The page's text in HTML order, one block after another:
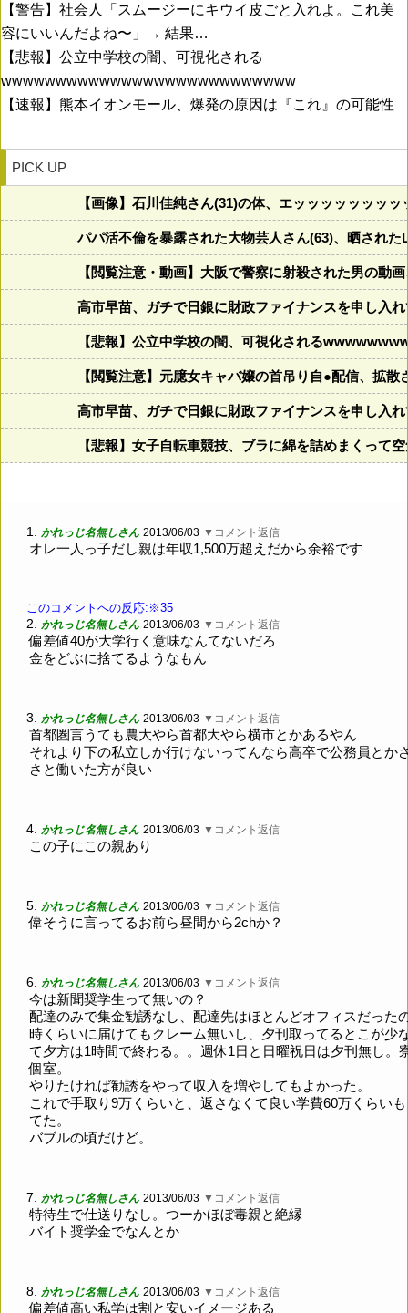
【警告】社会人「スムージーにキウイ皮ごと入れよ。これ美
容にいいんだよね〜」→ 結果…
【悲報】公立中学校の闇、可視化される
wwwwwwwwwwwwwwwwwwwwwwwwwww
【速報】熊本イオンモール、爆発の原因は『これ』の可能性
PICK UP
【画像】石川佳純さん(31)の体、エッッッッッッッ
パパ活不倫を暴露された大物芸人さん(63)、晒され
【閲覧注意・動画】大阪で警察に射殺された男の
高市早苗、ガチで日銀に財政ファイナンスを申し入
【悲報】公立中学校の闇、可視化される
【閲覧注意】元臆女キャバ嬢の首吊り自●配信、拡
高市早苗、ガチで日銀に財政ファイナンスを申し入
【悲報】女子自転車競技、ブラに綿を詰めまくって
1. かれっじ名無しさん 2013/06/03 ▼コメント返信
オレ一人っ子だし親は年収1,500万超えだから余裕です
このコメントへの反応:※35
2. かれっじ名無しさん 2013/06/03 ▼コメント返信
偏差値40が大学行く意味なんてないだろ
金をどぶに捨てるようなもん
3. かれっじ名無しさん 2013/06/03 ▼コメント返信
首都圏言うても農大やら首都大やら横市とかあるやん
それより下の私立しか行けないってんなら高卒で公務員とか
さと働いた方が良い
4. かれっじ名無しさん 2013/06/03 ▼コメント返信
この子にこの親あり
5. かれっじ名無しさん 2013/06/03 ▼コメント返信
偉そうに言ってるお前ら昼間から2chか？
6. かれっじ名無しさん 2013/06/03 ▼コメント返信
今は新聞奨学生って無いの？
配達のみで集金勧誘なし、配達先はほとんどオフィスだった
時くらいに届けてもクレーム無いし、夕刊取ってるとこが少
て夕方は1時間で終わる。。週休1日と日曜祝日は夕刊無し。
個室。
やりたければ勧誘をやって収入を増やしてもよかった。
これで手取り9万くらいと、返さなくて良い学費60万くらい
てた。
バブルの頃だけど。
7. かれっじ名無しさん 2013/06/03 ▼コメント返信
特待生で仕送りなし。つーかほぼ毒親と絶縁
バイト奨学金でなんとか
8. かれっじ名無しさん 2013/06/03 ▼コメント返信
偏差値高い私学は割と安いイメージある